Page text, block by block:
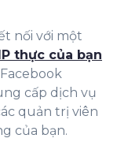
nối với một
thực của bạn
cấp dịch vụ
quản trị viên
của bạn.